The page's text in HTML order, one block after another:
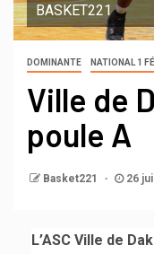
BASKET221
DOMINANTE NATIONAL 1
Ville de
poule A
Basket221 26
L’ASC Ville de